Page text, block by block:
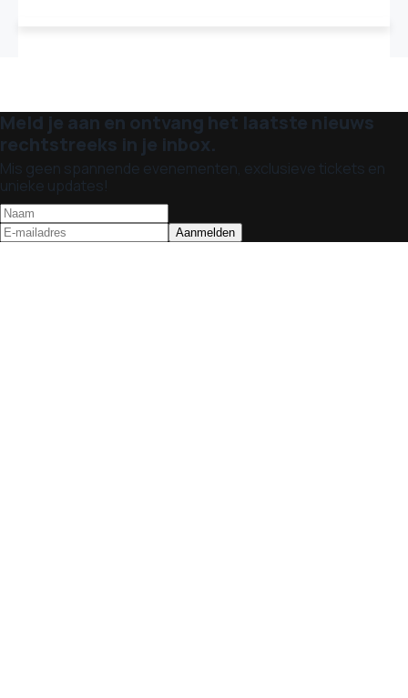
Meld je aan en ontvang het laatste nieuws
rechtstreeks in je inbox.
Mis geen spannende evenementen, exclusieve tickets en
unieke updates!